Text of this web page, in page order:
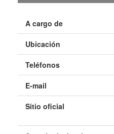
A cargo de
Ubicación
Teléfonos
E-mail
Sitio oficial